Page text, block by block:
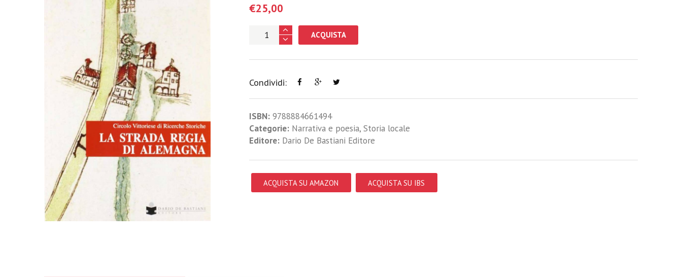
€25,00
ACQUISTA
Condividi:
ISBN: 9788884661494
Categorie: Narrativa e poesia, Storia locale
Editore:Dario De Bastiani Editore
ACQUISTA SU AMAZON ACQUISTA SU IBS